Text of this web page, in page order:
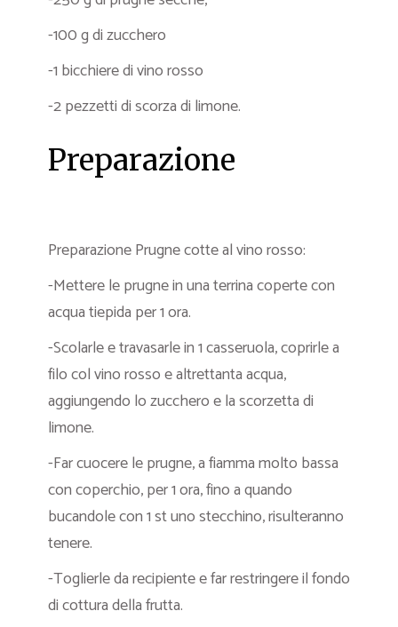
-100 g di zucchero
-1 bicchiere di vino rosso
-2 pezzetti di scorza di limone.
Preparazione
Preparazione Prugne cotte al vino rosso:
-Mettere le prugne in una terrina coperte con
acqua tiepida per 1 ora.
-Scolarle e travasarle in 1 casseruola, coprirle a
filo col vino rosso e altrettanta acqua,
aggiungendo lo zucchero e la scorzetta di
limone.
-Far cuocere le prugne, a fiamma molto bassa
con coperchio, per 1 ora, fino a quando
bucandole con 1 st uno stecchino, risulteranno
tenere.
-Toglierle da recipiente e far restringere il fondo
di cottura della frutta.